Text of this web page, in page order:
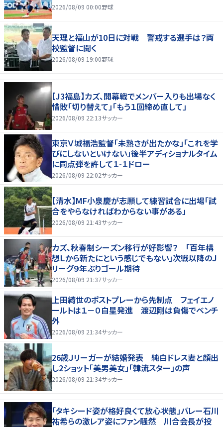
2026/08/09 00:00野球
天理と福山が10日に対戦 警戒する選手は？両
校監督に聞く
2026/08/09 19:00野球
【J3福島】カズ、開幕戦でメンバー入りも出場なく
惜敗「切り替えて」「もう１回締め直して」
2026/08/09 22:13サッカー
東京Ｖ城福浩監督「未熟さが出たかな」「これを学
びにしないといけない」後半アディショナルタイム
に同点弾を許して１-１ドロー
2026/08/09 22:02サッカー
【清水】MF小泉慶が志願して練習試合に出場「試
合をやらなければわからない事がある」
2026/08/09 21:43サッカー
カズ、秋春制シーズン移行が好影響？ 「百年構
想Ｌから新たにという感じでもない」次戦以降のＪ
リーグ９年ぶりゴール期待
2026/08/09 21:37サッカー
上田綺世のポストプレーから先制点 フェイエノ
ールトは１－０白星発進 渡辺剛は負傷でベンチ
外
2026/08/09 21:34サッカー
26歳Ｊリーガーが結婚発表 純白ドレス妻と顔出
し2ショット「美男美女」「韓流スター」の声
2026/08/09 21:34サッカー
「タキシード姿が格好良くて放心状態」バレー石川
祐希らの激レア姿にファン騒然 川合会長が投